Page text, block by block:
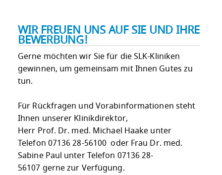
WIR FREUEN UNS AUF SIE UND IHRE
BEWERBUNG!
Gerne möchten wir Sie für die SLK-Kliniken
gewinnen, um gemeinsam mit Ihnen Gutes zu
tun.
Für Rückfragen und Vorabinformationen steht
Ihnen unserer Klinikdirektor,
Herr Prof. Dr. med. Michael Haake unter
Telefon 07136 28-56100 oder Frau Dr. med.
Sabine Paul unter Telefon 07136 28-
56107 gerne zur Verfügung.